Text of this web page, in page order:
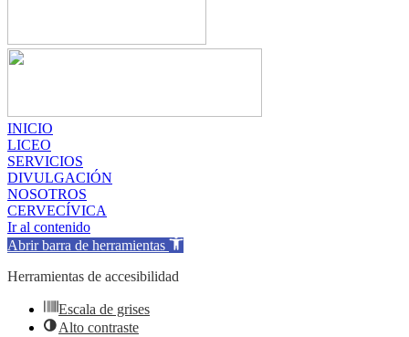
INICIO
LICEO
SERVICIOS
DIVULGACIÓN
NOSOTROS
CERVECÍVICA
Ir al contenido
Abrir barra de herramientas
Herramientas de accesibilidad
Escala de grises
Alto contraste